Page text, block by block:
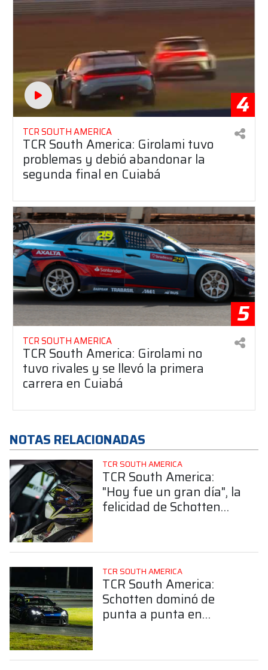
4
TCR SOUTH AMERICA
TCR South America: Girolami tuvo
problemas y debió abandonar la
segunda final en Cuiabá
5
TCR SOUTH AMERICA
TCR South America: Girolami no
tuvo rivales y se llevó la primera
carrera en Cuiabá
NOTAS RELACIONADAS
TCR SOUTH AMERICA
TCR South America:
"Hoy fue un gran día", la
felicidad de Schotten
TCR SOUTH AMERICA
TCR South America:
Schotten dominó de
punta a punta en
final